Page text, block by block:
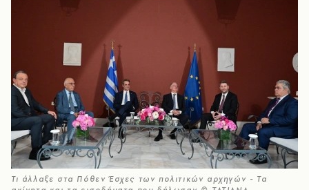
Τι άλλαξε στα Πόθεν Έσχες των πολιτικών αρχηγών - Τα